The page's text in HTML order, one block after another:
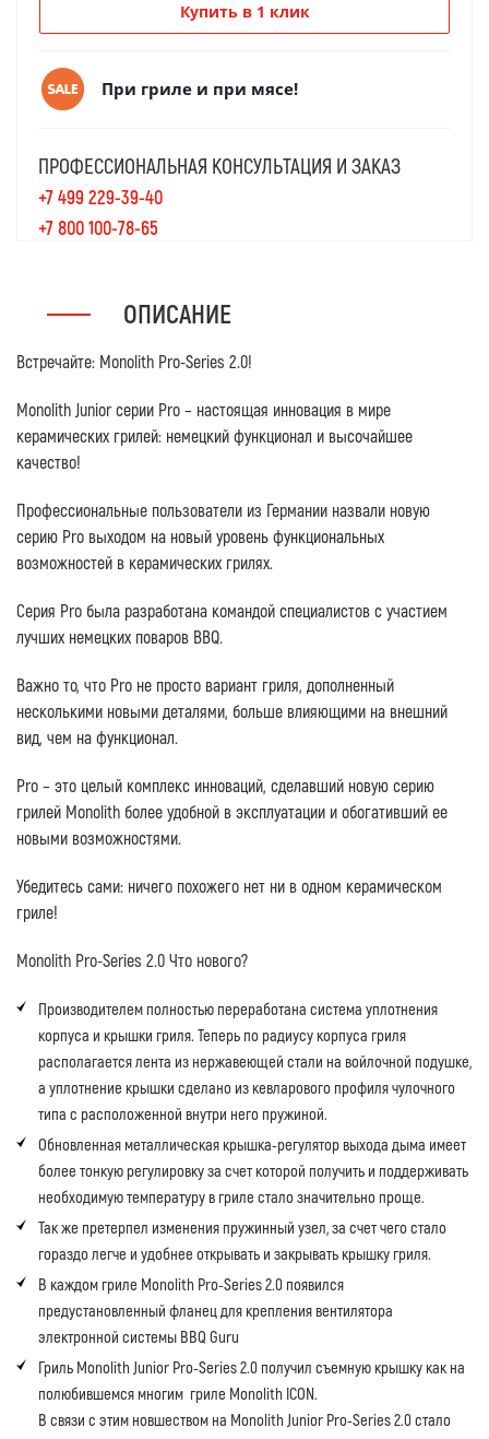
Купить в 1 клик
При гриле и при мясе!
ПРОФЕССИОНАЛЬНАЯ КОНСУЛЬТАЦИЯ И ЗАКАЗ
+7 499 229-39-40
+7 800 100-78-65
ОПИСАНИЕ
Встречайте: Monolith Pro-Series 2.0!
Monolith Junior серии Pro – настоящая инновация в мире
керамических грилей: немецкий функционал и высочайшее
качество!
Профессиональные пользователи из Германии назвали новую
серию Pro выходом на новый уровень функциональных
возможностей в керамических грилях.
Серия Pro была разработана командой специалистов с участием
лучших немецких поваров BBQ.
Важно то, что Pro не просто вариант гриля, дополненный
несколькими новыми деталями, больше влияющими на внешний
вид, чем на функционал.
Pro – это целый комплекс инноваций, сделавший новую серию
грилей Monolith более удобной в эксплуатации и обогативший ее
новыми возможностями.
Убедитесь сами: ничего похожего нет ни в одном керамическом
гриле!
Monolith Pro-Series 2.0 Что нового?
Производителем полностью переработана система уплотнения
корпуса и крышки гриля. Теперь по радиусу корпуса гриля
располагается лента из нержавеющей стали на войлочной подушке,
а уплотнение крышки сделано из кевларового профиля чулочного
типа с расположенной внутри него пружиной.
Обновленная металлическая крышка-регулятор выхода дыма имеет
более тонкую регулировку за счет которой получить и поддерживать
необходимую температуру в гриле стало значительно проще.
Так же претерпел изменения пружинный узел, за счет чего стало
гораздо легче и удобнее открывать и закрывать крышку гриля.
В каждом гриле Monolith Pro-Series 2.0 появился
предустановленный фланец для крепления вентилятора
электронной системы BBQ Guru
Гриль Monolith Junior Pro-Series 2.0 получил съемную крышку как на
полюбившемся многим гриле Monolith ICON.
В связи с этим новшеством на Monolith Junior Pro-Series 2.0 стало